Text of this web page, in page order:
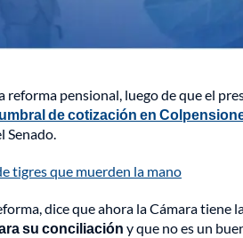
pensional, luego de que el
de cotización en
Senado.
tigres que muerden la mano
dice que ahora la Cámara tiene
su conciliación y que no es un